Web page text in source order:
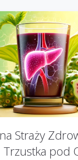
Straży
Trzustka pod